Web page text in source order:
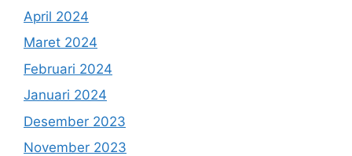
April 2024
Maret 2024
Februari 2024
Januari 2024
Desember 2023
November 2023